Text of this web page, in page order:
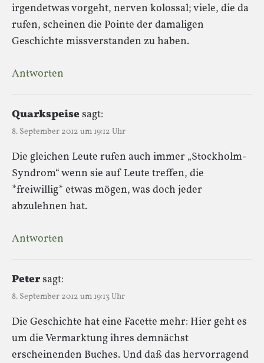
irgendetwas vorgeht, nerven kolossal; viele, die da
rufen, scheinen die Pointe der damaligen
Geschichte missverstanden zu haben.
Antworten
Quarkspeisesagt:
8. September 2012 um 19:12 Uhr
Die gleichen Leute rufen auch immer „Stockholm-
Syndrom“ wenn sie auf Leute treffen, die
*freiwillig* etwas mögen, was doch jeder
abzulehnen hat.
Antworten
Petersagt:
8. September 2012 um 19:13 Uhr
Die Geschichte hat eine Facette mehr: Hier geht es
um die Vermarktung ihres demnächst
erscheinenden Buches. Und daß das hervorragend